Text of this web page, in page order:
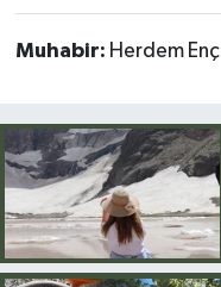
Muhabir: Herdem Enç